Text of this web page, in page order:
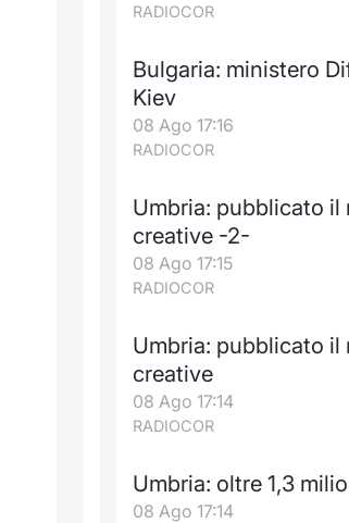
RADIOCOR
Bulgaria: ministero
Kiev
08 Ago 17:16
RADIOCOR
Umbria: pubblicato il
creative -2-
08 Ago 17:15
RADIOCOR
Umbria: pubblicato il
creative
08 Ago 17:14
RADIOCOR
Umbria: oltre 1,3
08 Ago 17:14